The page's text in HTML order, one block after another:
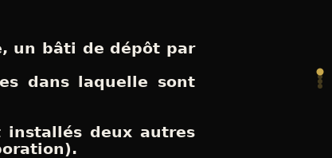
un bâti de dépôt par
dans laquelle sont
installés deux autres